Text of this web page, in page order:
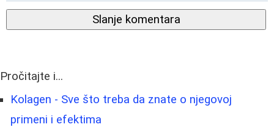
Slanje komentara
Pročitajte i...
Kolagen - Sve što treba da znate o njegovoj
primeni i efektima